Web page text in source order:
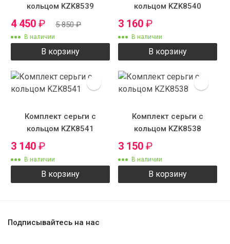
кольцом KZK8539
4 450 ₽ 5 850₽
В наличии
В корзину
кольцом KZK8540
3 160 ₽
В наличии
В корзину
Комплект серьги с
кольцом KZK8541
3 140 ₽
В наличии
В корзину
Комплект серьги с
кольцом KZK8538
3 150 ₽
В наличии
В корзину
Подписывайтесь на нас